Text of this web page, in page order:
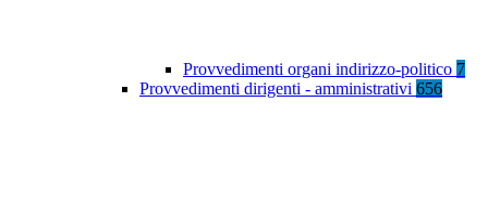
Provvedimenti organi indirizzo-politico 7
Provvedimenti dirigenti - amministrativi 656